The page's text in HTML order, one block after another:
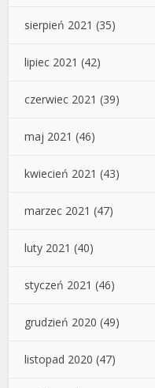
sierpień 2021 (35)
lipiec 2021 (42)
czerwiec 2021 (39)
maj 2021 (46)
kwiecień 2021 (43)
marzec 2021 (47)
luty 2021 (40)
styczeń 2021 (46)
grudzień 2020 (49)
listopad 2020 (47)